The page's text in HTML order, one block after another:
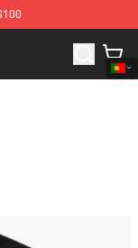
of the Night